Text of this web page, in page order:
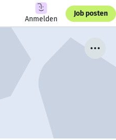
Anmelden
Job posten